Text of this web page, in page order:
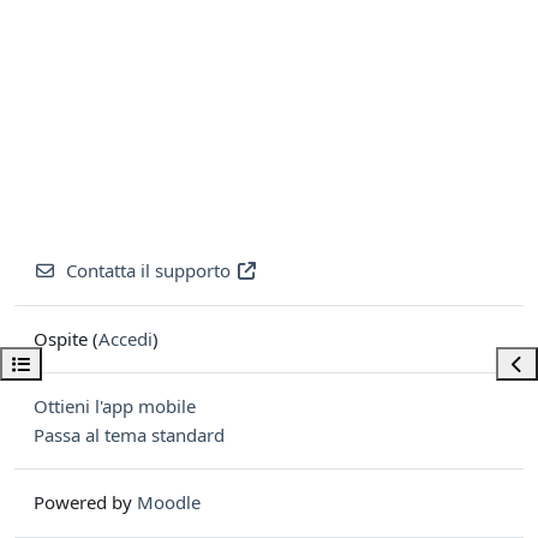
Apri indice del corso
Contatta il supporto
Ospite (Accedi)
Ottieni l'app mobile
Passa al tema standard
Powered by Moodle